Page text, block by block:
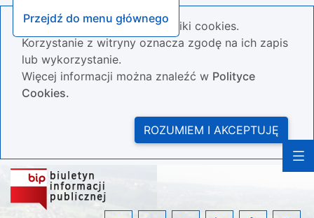
Przejdź do menu głównego
Nasza strona wykorzystuje pliki cookies.
Korzystanie z witryny oznacza zgodę na ich zapis
lub wykorzystanie.
Więcej informacji można znaleźć w Polityce
Cookies.
ROZUMIEM I AKCEPTUJĘ